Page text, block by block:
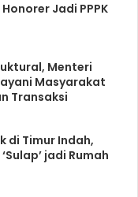
Jadi PPPK
Menteri
Masyarakat
Transaksi
di Timur Indah,
jadi Rumah